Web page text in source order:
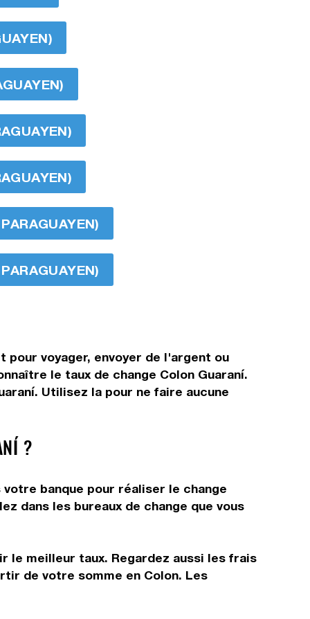
pour voyager, envoyer de l'argent ou
le taux de change Colon Guaraní.
Utilisez la pour ne faire aucune
?
votre banque pour réaliser le change
dans les bureaux de change que vous
le meilleur taux. Regardez aussi les frais
de votre somme en Colon. Les